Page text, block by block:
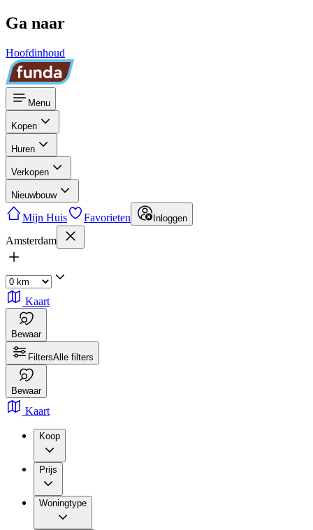
Ga naar
Hoofdinhoud
Menu
Kopen
Huren
Verkopen
Nieuwbouw
Mijn Huis Favorieten Inloggen
Amsterdam
Kaart
Bewaar
FiltersAlle filters
Bewaar
Kaart
Koop
Prijs
Woningtype